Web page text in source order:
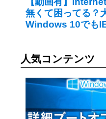
無くて困ってる？
Windows 10でも
人気コンテンツ